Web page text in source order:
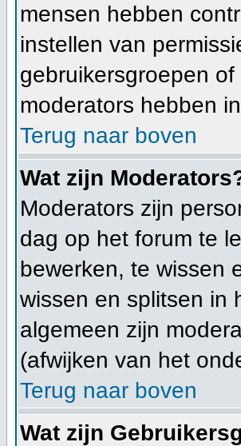
mensen hebben
instellen van
gebruikersgroepen
moderators hebben
Terug naar boven
Wat zijn
Moderators zijn
dag op het forum te
bewerken, te wissen
wissen en splitsen in
algemeen zijn
(afwijken van het
Terug naar boven
Wat zijn